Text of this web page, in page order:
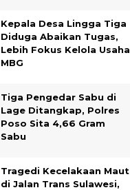
Kepala Desa Lingga Tiga
Diduga Abaikan Tugas,
Lebih Fokus Kelola Usaha
MBG
Tiga Pengedar Sabu di
Lage Ditangkap, Polres
Poso Sita 4,66 Gram
Sabu
Tragedi Kecelakaan Maut
di Jalan Trans Sulawesi,